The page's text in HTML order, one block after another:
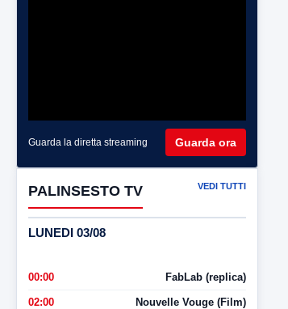
Guarda la diretta streaming Guarda ora
PALINSESTO TV VEDI TUTTI
LUNEDI 03/08
00:00 FabLab (replica)
02:00 Nouvelle Vouge (Film)